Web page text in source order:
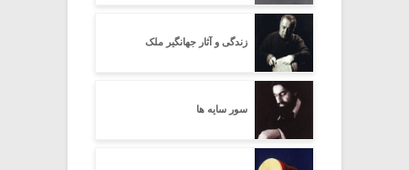
زندگی و آثار جهانگیر ملک
سور سایه ها